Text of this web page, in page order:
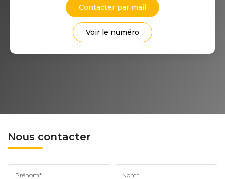
Contacter par mail
Voir le numéro
Nous contacter
Prénom* Nom*